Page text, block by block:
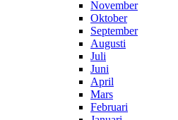
November
Oktober
September
Augusti
Juli
Juni
April
Mars
Februari